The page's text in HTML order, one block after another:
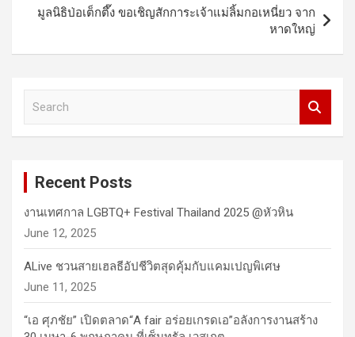
มูลนิธิป่อเต็กตึ๊ง ขอเชิญสักการะเจ้าแม่ลิ้มกอเหนี่ยว จาก
หาดใหญ่
Recent Posts
งานเทศกาล LGBTQ+ Festival Thailand 2025 @หัวหิน
June 12, 2025
ALive ชวนสายเฮลธีอัปชีวิตสุดคุ้มกับแคมเปญพิเศษ
June 11, 2025
“เอ ศุภชัย” เปิดตลาด“A fair อร่อยเกรดเอ”อลังการงานสร้าง